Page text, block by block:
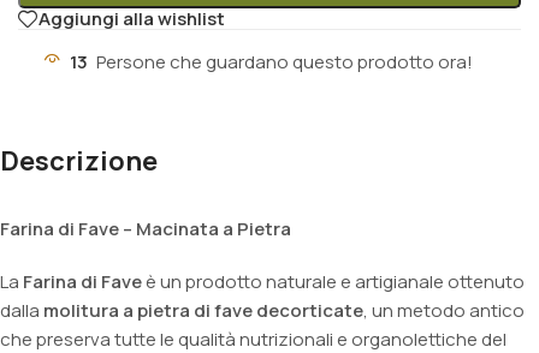
Aggiungi alla wishlist
13 Persone che guardano questo prodotto ora!
Descrizione
Farina di Fave – Macinata a Pietra
La Farina di Faveè un prodotto naturale e artigianale ottenuto
dalla molitura a pietra di fave decorticate, un metodo antico
che preserva tutte le qualità nutrizionali e organolettiche del